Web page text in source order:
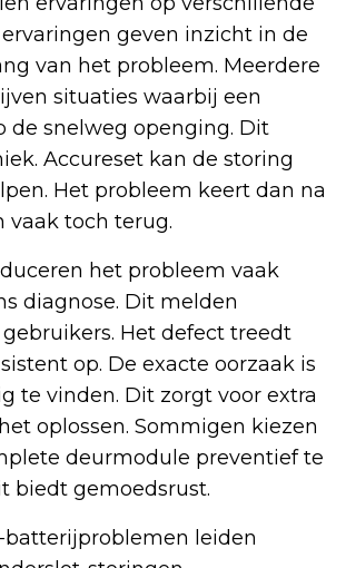
geven inzicht in de
van het probleem. Meerdere
situaties waarbij een
de snelweg openging. Dit
Accureset kan de storing
Het probleem keert dan na
vaak toch terug.
het probleem vaak
diagnose. Dit melden
Het defect treedt
op. De exacte oorzaak is
te vinden. Dit zorgt voor extra
oplossen. Sommigen kiezen
deurmodule preventief te
biedt gemoedsrust.
batterijproblemen leiden